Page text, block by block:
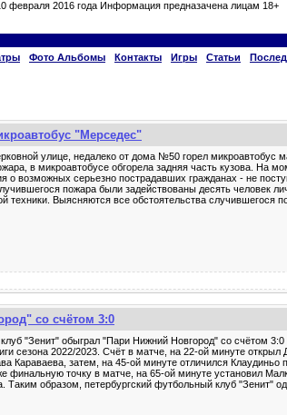
2016 года Информация предназачена лицам 18+
Фото Альбомы Контакты Игры Статьи
"Мерседес"
улице, недалеко от дома №50 горел микроавтобус
в микроавтобусе обгорела задняя часть кузова. На
о возможных серьезно пострадавших гражданах - не
пожара были задействованы десять человек
техники. Выясняются все обстоятельства случившегося
со счётом 3:0
"Зенит" обыграл "Пари Нижний Новгород" со счётом 3:0
сезона 2022/2023. Счёт в матче, на 22-ой минуте открыл
Караваева, затем, на 45-ой минуте отличился Клаудиньо
финальную точку в матче, на 65-ой минуте установил
Таким образом, петербургский футбольный клуб "Зенит"